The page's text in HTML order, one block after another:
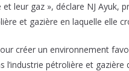
leur gaz », déclare NJ Ayuk,
et gazière en laquelle elle
créer un environnement
pétrolière et gazière